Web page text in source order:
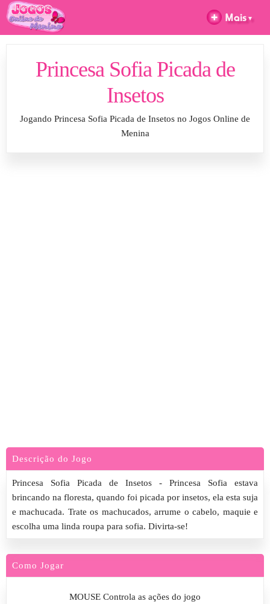
Princesa Sofia Picada de
Insetos
Jogando Princesa Sofia Picada de Insetos no Jogos Online de
Menina
Descrição do Jogo
Princesa Sofia Picada de Insetos - Princesa Sofia estava
brincando na floresta, quando foi picada por insetos, ela esta suja
e machucada. Trate os machucados, arrume o cabelo, maquie e
escolha uma linda roupa para sofia. Divirta-se!
Como Jogar
MOUSE Controla as ações do jogo